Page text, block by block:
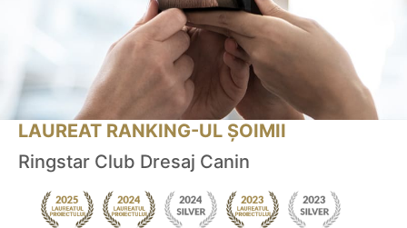
LAUREAT RANKING-UL ȘOIMII
Ringstar Club Dresaj Canin